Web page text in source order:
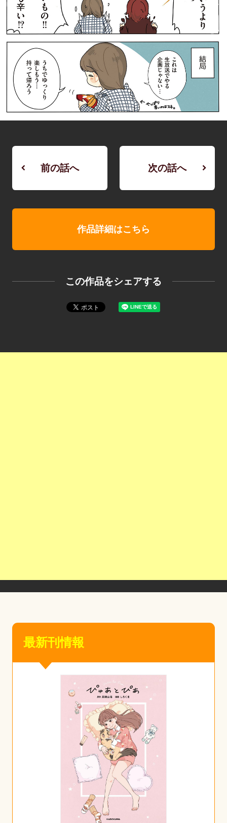
前の話へ 次の話へ
作品詳細はこちら
この作品をシェアする
最新刊情報